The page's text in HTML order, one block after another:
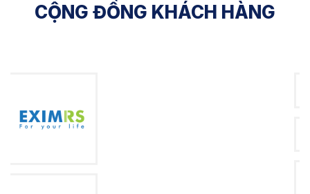
CỘNG ĐỒNG KHÁCH HÀNG